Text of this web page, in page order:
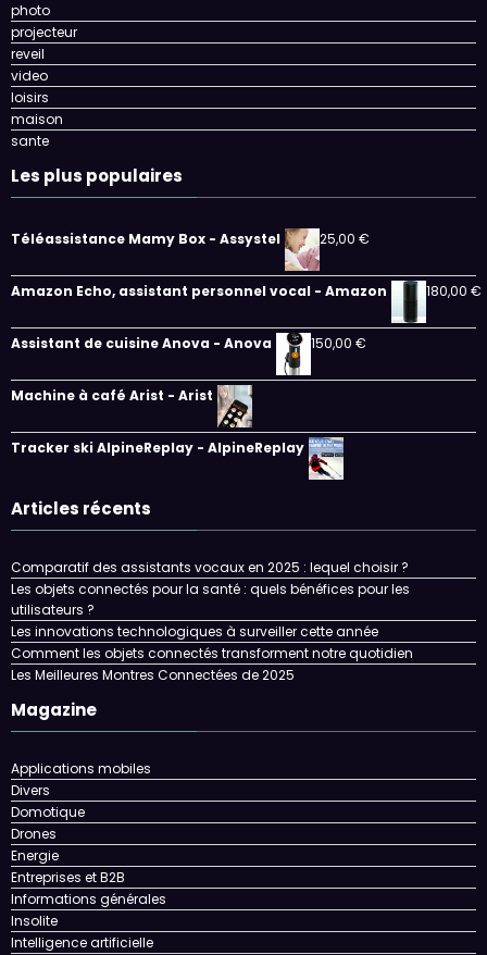
photo
projecteur
reveil
video
loisirs
maison
sante
Les plus populaires
Téléassistance Mamy Box - Assystel 25,00 €
Amazon Echo, assistant personnel vocal - Amazon 180,00 €
Assistant de cuisine Anova - Anova 150,00 €
Machine à café Arist - Arist
Tracker ski AlpineReplay - AlpineReplay
Articles récents
Comparatif des assistants vocaux en 2025 : lequel choisir ?
Les objets connectés pour la santé : quels bénéfices pour les
utilisateurs ?
Les innovations technologiques à surveiller cette année
Comment les objets connectés transforment notre quotidien
Les Meilleures Montres Connectées de 2025
Magazine
Applications mobiles
Divers
Domotique
Drones
Energie
Entreprises et B2B
Informations générales
Insolite
Intelligence artificielle